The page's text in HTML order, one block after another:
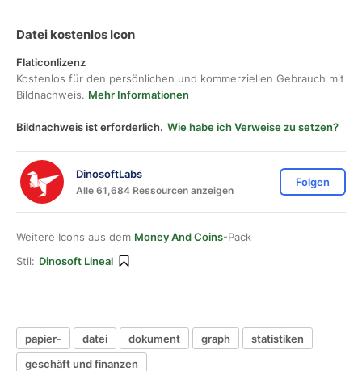
Datei kostenlos Icon
Flaticonlizenz
Kostenlos für den persönlichen und kommerziellen Gebrauch mit
Bildnachweis. Mehr Informationen
Bildnachweis ist erforderlich. Wie habe ich Verweise zu setzen?
DinosoftLabs
Alle 61,684 Ressourcen anzeigen
Folgen
Weitere Icons aus dem Money And Coins-Pack
Stil: Dinosoft Lineal
papier- datei dokument graph
statistiken
geschäft und finanzen